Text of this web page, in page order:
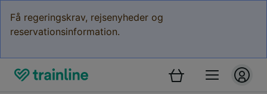
Få regeringskrav, rejsenyheder og
reservationsinformation.